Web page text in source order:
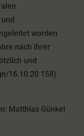
worden
nach ihrer
und
16.10.20 158)
Matthias Günkel